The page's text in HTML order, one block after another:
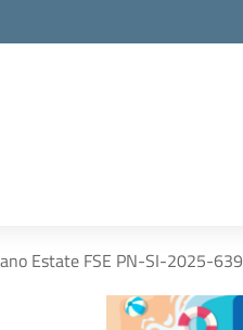
Estate FSE PN-SI-2025-639